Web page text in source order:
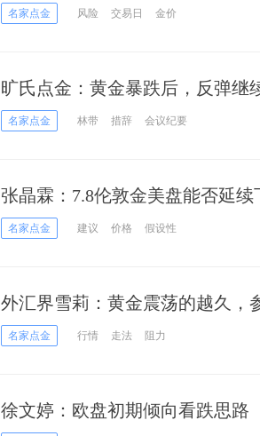
名家点金 风险 交易日 金价
旷氏点金：黄金暴跌后，反弹继
名家点金 林带 措辞 会议纪要
张晶霖：7.8伦敦金美盘能否延
操作建议！
名家点金 建议 价格 假设性
外汇界雪莉：黄金震荡的越久，
名家点金 行情 走法 阻力
徐文婷：欧盘初期倾向看跌思路